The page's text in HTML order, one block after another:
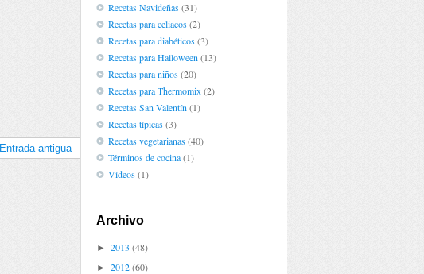
Entrada antigua
Recetas Navideñas(31)
Recetas para celiacos(2)
Recetas para diabéticos(3)
Recetas para Halloween (13)
Recetas para niños(20)
Recetas para Thermomix (2)
Recetas San Valentín (1)
Recetas típicas(3)
Recetas vegetarianas(40)
Términos de cocina(1)
Vídeos(1)
Archivo
► 2013 (48)
► 2012(60)